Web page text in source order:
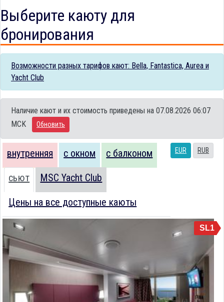
Выберите каюту для
бронирования
Возможности разных тарифов кают: Bella, Fantastica, Aurea и
Yacht Club
Наличие кают и их стоимость приведены на 07.08.2026 06:07
MCK
Обновить
EUR RUB
внутренняя с окном с балконом
сьют MSC Yacht Club
Цены на все доступные каюты
SL1